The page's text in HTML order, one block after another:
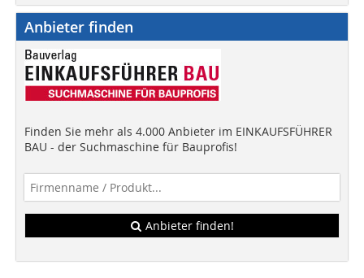
Anbieter finden
Finden Sie mehr als 4.000 Anbieter im EINKAUFSFÜHRER
BAU - der Suchmaschine für Bauprofis!
Anbieter finden!